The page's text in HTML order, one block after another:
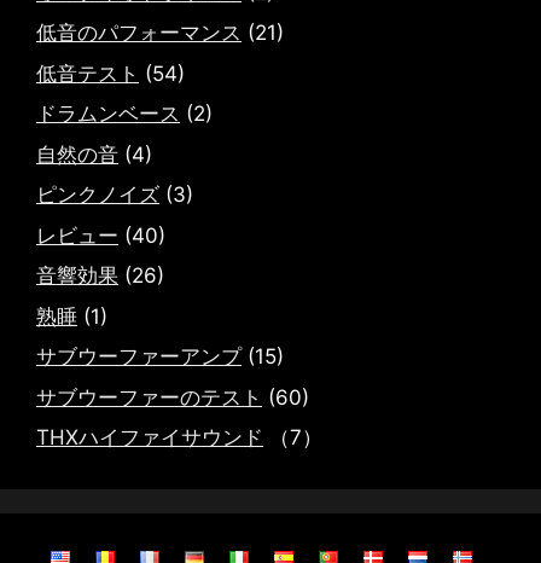
低音のパフォーマンス (21)
低音テスト (54)
ドラムンベース (2)
自然の音 (4)
ピンクノイズ (3)
レビュー (40)
音響効果 (26)
熟睡 (1)
サブウーファーアンプ(15)
サブウーファーのテスト (60)
THXハイファイサウンド （7）